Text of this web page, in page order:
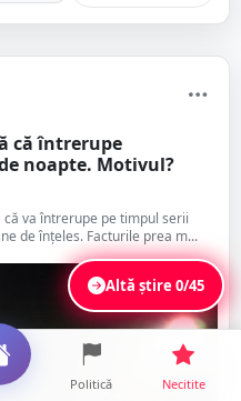
că întrerupe
noapte. Motivul?
va întrerupe pe timpul serii
de înțeles. Facturile prea m...
Altă știre0/45
Politică Necitite